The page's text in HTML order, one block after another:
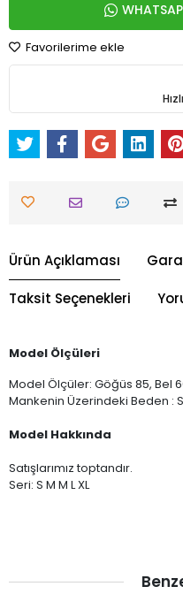
Favorilerime ekle
Ürün Açıklaması
Taksit Seçenekleri
Model Ölçüleri
Model Ölçüler: Göğüs 85, Bel
Mankenin Üzerindeki Beden : S
Model Hakkında
Satışlarımız toptandır.
Seri: S M M L XL